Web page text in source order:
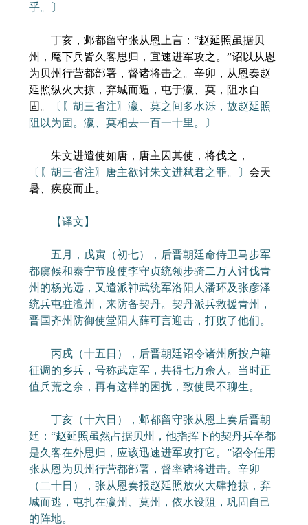
乎。〕
丁亥，邺都留守张从恩上言：“赵延照虽据贝
州，麾下兵皆久客思归，宜速进军攻之。”诏以从恩
为贝州行营都部署，督诸将击之。辛卯，从恩奏赵
延照纵火大掠，弃城而遁，屯于瀛、莫，阻水自
固。
〔〖胡三省注〗瀛、莫之间多水泺，故赵延照
阻以为固。瀛、莫相去一百一十里。〕
朱文进遣使如唐，唐主囚其使，将伐之，
〔〖胡三省注〗唐主欲讨朱文进弒君之罪。〕 会天
暑、疾疫而止。
【译文】
五月，戊寅（初七），后晋朝廷命侍卫马步军
都虞候和泰宁节度使李守贞统领步骑二万人讨伐青
州的杨光远，又遣派神武统军洛阳人潘环及张彦泽
统兵屯驻澶州，来防备契丹。契丹派兵救援青州，
晋国齐州防御使堂阳人薛可言迎击，打败了他们。
丙戌（十五日），后晋朝廷诏令诸州所按户籍
征调的乡兵，号称武定军，共得七万余人。当时正
值兵荒之余，再有这样的困扰，致使民不聊生。
丁亥（十六日），邺都留守张从恩上奏后晋朝
廷：“赵延照虽然占据贝州，他指挥下的契丹兵卒都
是久客在外思归，应该迅速进军攻打它。”诏令任用
张从恩为贝州行营都部署，督率诸将进击。辛卯
（二十日），张从恩奏报赵延照放火大肆抢掠，弃
城而逃，屯扎在瀛州、莫州，依水设阻，巩固自己
的阵地。